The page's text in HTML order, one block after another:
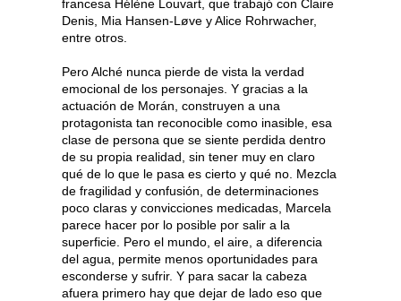
francesa Hélène Louvart, que trabajó con Claire
Denis, Mia Hansen-Løve y Alice Rohrwacher,
entre otros.
Pero Alché nunca pierde de vista la verdad
emocional de los personajes. Y gracias a la
actuación de Morán, construyen a una
protagonista tan reconocible como inasible, esa
clase de persona que se siente perdida dentro
de su propia realidad, sin tener muy en claro
qué de lo que le pasa es cierto y qué no. Mezcla
de fragilidad y confusión, de determinaciones
poco claras y convicciones medicadas, Marcela
parece hacer por lo posible por salir a la
superficie. Pero el mundo, el aire, a diferencia
del agua, permite menos oportunidades para
esconderse y sufrir. Y para sacar la cabeza
afuera primero hay que dejar de lado eso que